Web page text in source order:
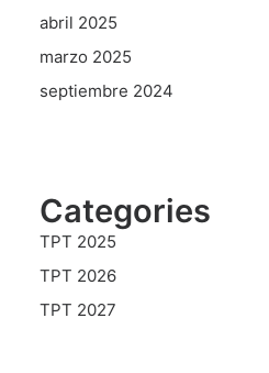
abril 2025
marzo 2025
septiembre 2024
Categories
TPT 2025
TPT 2026
TPT 2027